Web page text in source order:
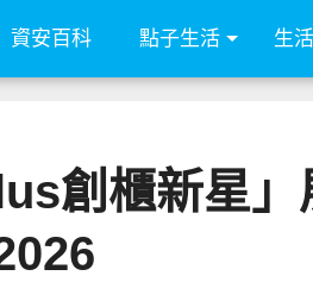
資安百科 點子生活 生
創櫃新星